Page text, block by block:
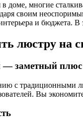
в доме, многие
своим
и бюджета. В
люстру на
— заметный плюс
с традиционными
Вы